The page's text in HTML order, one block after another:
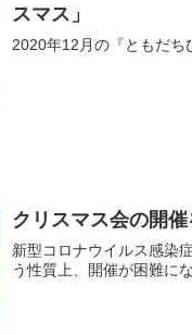
スマス」
2020年12月の『ともだち
クリスマス会の開
新型コロナウイルス感染
う性質上、開催が困難に